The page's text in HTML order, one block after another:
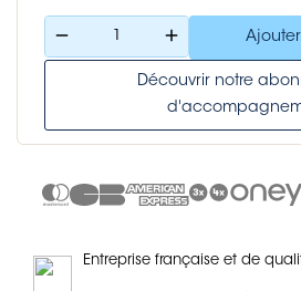
remove add
Découvrir notre
Entreprise française et de